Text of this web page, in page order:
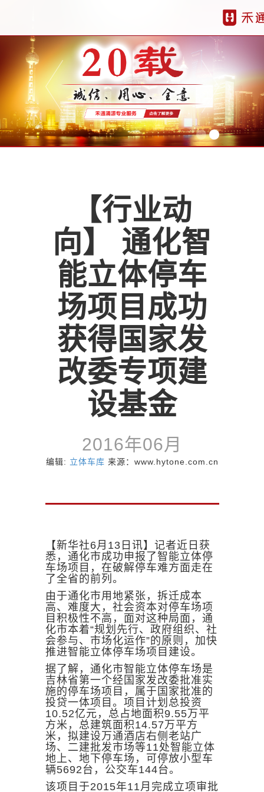
【行业动
向】 通化智
能立体停车
场项目成功
获得国家发
改委专项建
设基金
2016年06月
编辑: 立体车库 来源：www.hytone.com.cn
【新华社6月13日讯】记者近日获
悉，通化市成功申报了智能立体停
车场项目，在破解停车难方面走在
了全省的前列。
由于通化市用地紧张，拆迁成本
高、难度大，社会资本对停车场项
目积极性不高，面对这种局面，通
化市本着“规划先行、政府组织、社
会参与、市场化运作”的原则，加快
推进智能立体停车场项目建设。
据了解，通化市智能立体停车场是
吉林省第一个经国家发改委批准实
施的停车场项目，属于国家批准的
投贷一体项目。项目计划总投资
10.52亿元，总占地面积9.55万平
方米，总建筑面积14.57万平方
米，拟建设万通酒店右侧老站广
场、二建批发市场等11处智能立体
地上、地下停车场，可停放小型车
辆5692台，公交车144台。
该项目于2015年11月完成立项审批